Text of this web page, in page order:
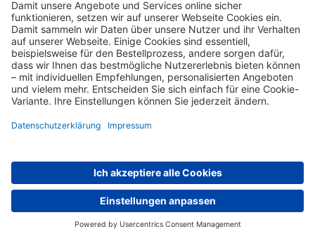
Produktsortiment
Ratgeber
Folgen Sie uns auch auf
Unser Angebot richtet sich ausschließlich an Industrie, Handel, Gewerbe und
europäische Ausland gelten Sonderkonditionen, die auf Anfrage mitgeteilt werden.
* Alle Preise verstehen sich zzgl. gesetzlicher MwSt.